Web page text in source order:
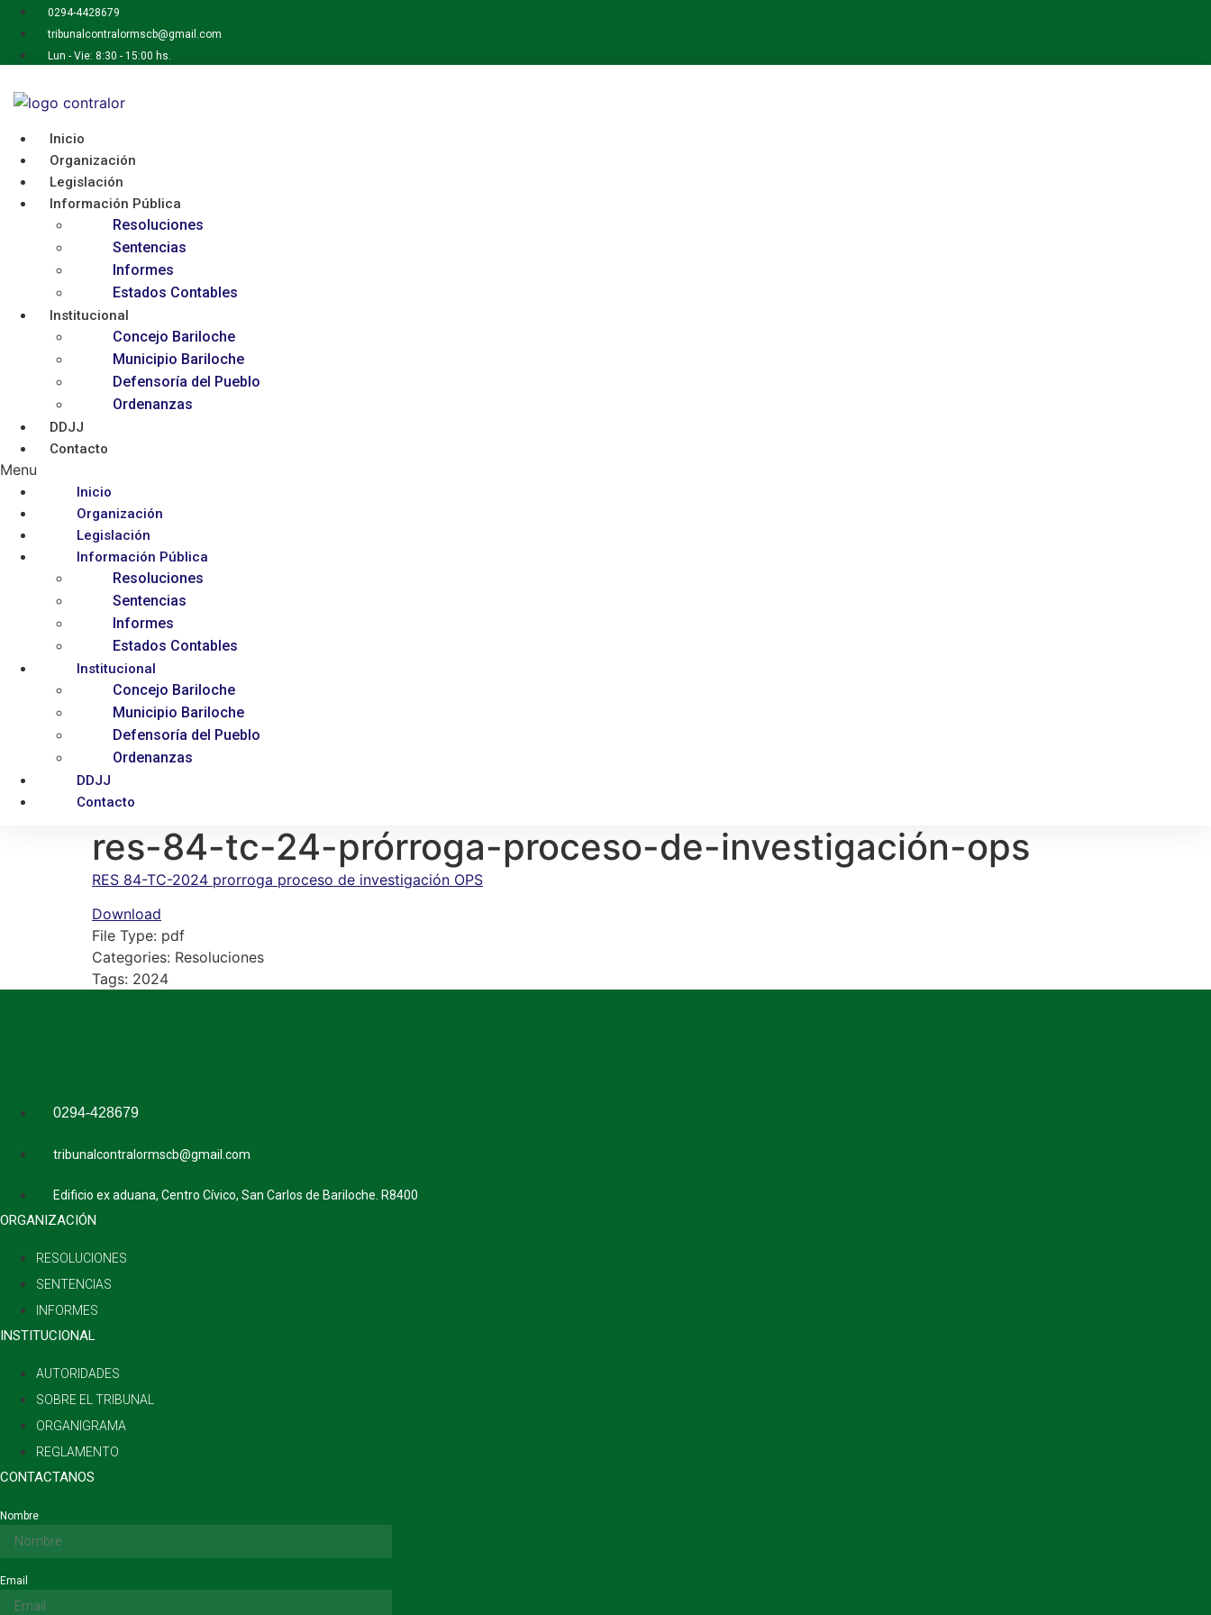
contenido
0294-4428679
tribunalcontralormscb@gmail.com
Lun - Vie: 8:30 - 15:00 hs.
Inicio
Organización
Legislación
Información Pública
Resoluciones
Sentencias
Informes
Estados Contables
Institucional
Concejo Bariloche
Municipio Bariloche
Defensoría del Pueblo
Ordenanzas
DDJJ
Contacto
Menu
Inicio
Organización
Legislación
Información Pública
Resoluciones
Sentencias
Informes
Estados Contables
Institucional
Concejo Bariloche
Municipio Bariloche
Defensoría del Pueblo
Ordenanzas
DDJJ
Contacto
res-84-tc-24-prórroga-proceso-de-investigación-ops
RES 84-TC-2024 prorroga proceso de investigación OPS
Download
File Type: pdf
Categories: Resoluciones
Tags: 2024
0294-428679
tribunalcontralormscb@gmail.com
Edificio ex aduana, Centro Cívico, San Carlos de Bariloche. R8400
ORGANIZACIÓN
RESOLUCIONES
SENTENCIAS
INFORMES
INSTITUCIONAL
AUTORIDADES
SOBRE EL TRIBUNAL
ORGANIGRAMA
REGLAMENTO
CONTACTANOS
Nombre
Email